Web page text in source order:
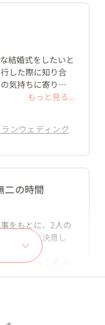
結婚式をしたいと
した際に知り合
気持ちに寄り添
思いお願いしま
ないことだらけ
も、同じ目線に
に、そして的確
、最初から最後
のは里菜さんの
り、こんな結婚
てもらえました
もっと見る...
ンウェディング
二の時間
をもとに、2人の
ィングを決意し
もっと見る...